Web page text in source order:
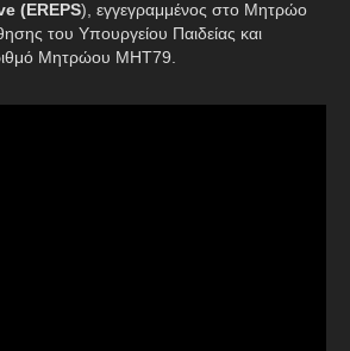
(EREPS), εγγεγραμμένος στο Μητρώο
του Υπουργείου Παιδείας και
Μητρώου ΜΗΤ79.